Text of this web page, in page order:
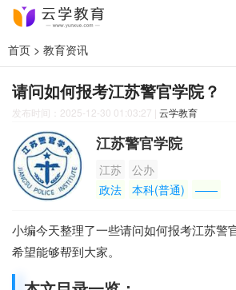
首页 > 教育资讯
请问如何报考江苏警官学院？
发布时间：2025-12-30 01:03:27 | 云学教育
江苏警官学院
江苏
公办
政法
本科(普通) ——
小编今天整理了一些请问如何报考江苏警
希望能够帮到大家。